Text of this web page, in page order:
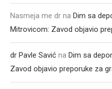
Nasmeja me dr na Dim sa
Mitrovicom: Zavod objavio
dr Pavle Savić na Dim sa
Zavod objavio preporuke za